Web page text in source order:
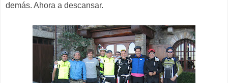
demás. Ahora a descansar.